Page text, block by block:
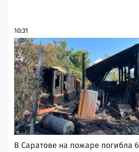
10:31
В Саратове на пожаре погибла